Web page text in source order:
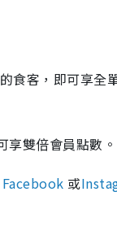
食客，即可享全
享雙倍會員點數。
Facebook 或